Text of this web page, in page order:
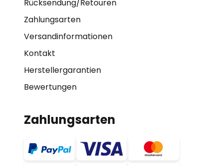
Rücksendung/Retouren
Zahlungsarten
Versandinformationen
Kontakt
Herstellergarantien
Bewertungen
Zahlungsarten